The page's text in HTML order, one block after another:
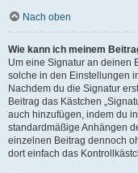
Nach oben
Wie kann ich meinem
Um eine Signatur an deinen
solche in den Einstellungen
Nachdem du die Signatur
Beitrag das Kästchen
auch hinzufügen, indem du
standardmäßige Anhängen
einzelnen Beitrag dennoch
dort einfach das